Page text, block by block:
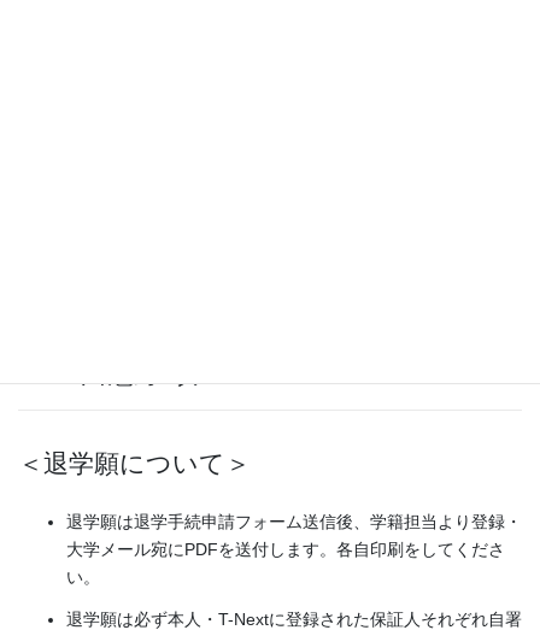
＜退学願について＞
退学願は退学手続申請フォーム送信後、学籍担当より登録・
大学メール宛にPDFを送付します。各自印刷をしてくださ
い。
退学願は必ず本人・T-Nextに登録された保証人それぞれ自署